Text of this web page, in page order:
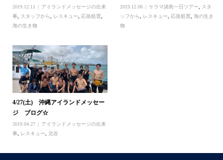
2019.12.11
アイランドメッセージの出来
事, スタッフから, レスキュー, 応急処置,
海の生き物
2019.12.06 ケラマ諸島一日ツアー, スタ
ッフから, レスキュー, 応急処置,海の生き
物
4/27(土) 沖縄アイランドメッセー
ジ ブログ☆
2019.04.27
アイランドメッセージの出来
事, レスキュー 北谷